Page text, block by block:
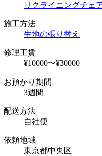
リクライニングチェ
施工方法
生地の張り替え
修理工賃
¥10000〜¥30000
お預かり期間
3週間
配送方法
自社便
依頼地域
東京都中央区